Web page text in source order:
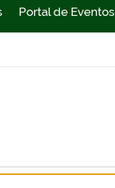
Portal de Eventos